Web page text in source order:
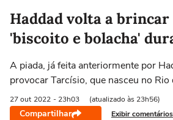
Haddad volta a brincar
'biscoito e bolacha'
A piada, já feita anteriormente por
provocar Tarcísio, que nasceu no Rio
27 out 2022 - 23h03 (atualizado às 23h56)
Compartilhar Exibir comentários